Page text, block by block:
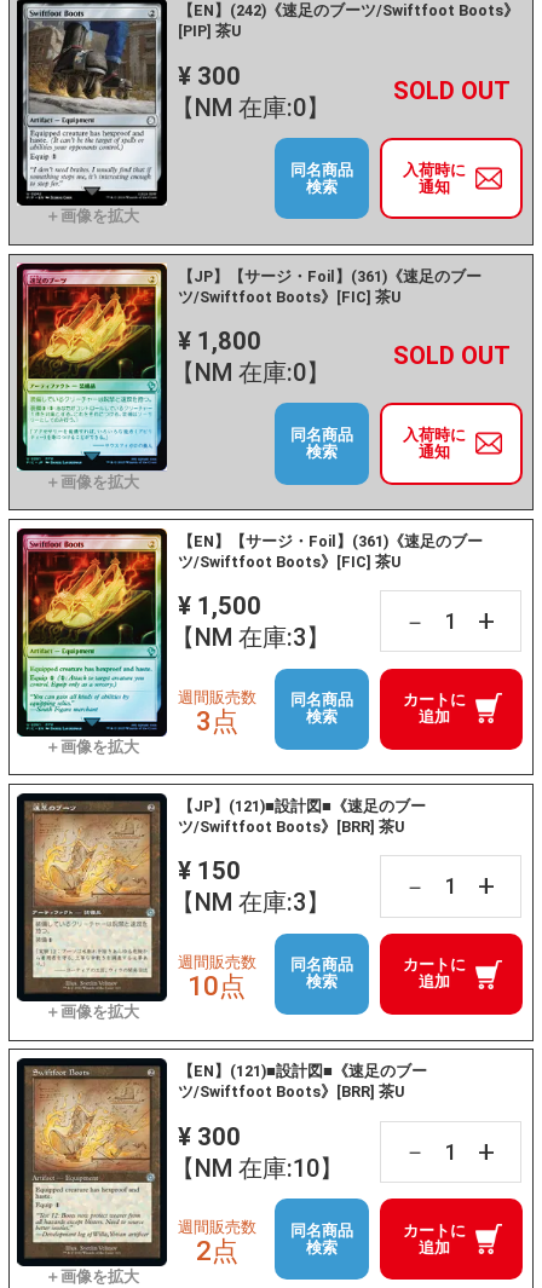
【EN】(242)《速足のブーツ/Swiftfoot Boots》
[PIP] 茶U
¥ 300
【NM 在庫:0】
－ +
入荷時に
通知
同名商品
検索
【JP】【サージ・Foil】(361)《速足のブー
ツ/Swiftfoot Boots》[FIC] 茶U
¥ 1,800
【NM 在庫:0】
－ +
入荷時に
通知
同名商品
検索
【EN】【サージ・Foil】(361)《速足のブー
ツ/Swiftfoot Boots》[FIC] 茶U
¥ 1,500
【NM 在庫:3】
－ +
カートに
追加
週間販売数
3点
同名商品
検索
【JP】(121)■設計図■《速足のブー
ツ/Swiftfoot Boots》[BRR] 茶U
¥ 150
【NM 在庫:3】
－ +
カートに
追加
週間販売数
10点
同名商品
検索
【EN】(121)■設計図■《速足のブー
ツ/Swiftfoot Boots》[BRR] 茶U
¥ 300
【NM 在庫:10】
－ +
カートに
追加
週間販売数
2点
同名商品
検索